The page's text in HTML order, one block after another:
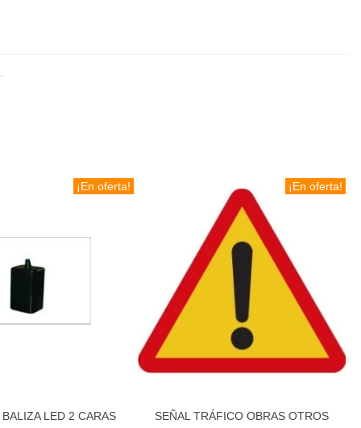
¡En oferta!
Añadir al carrito
BALIZA LED 2 CARAS
¡En oferta!
Añadir al carrito
SEÑAL TRÁFICO OBRAS OTROS